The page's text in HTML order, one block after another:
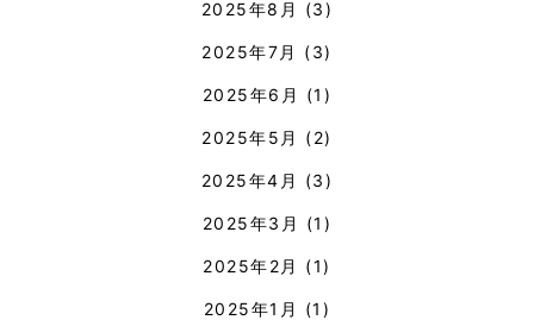
2025年8月 (3)
2025年7月 (3)
2025年6月 (1)
2025年5月 (2)
2025年4月 (3)
2025年3月 (1)
2025年2月 (1)
2025年1月 (1)